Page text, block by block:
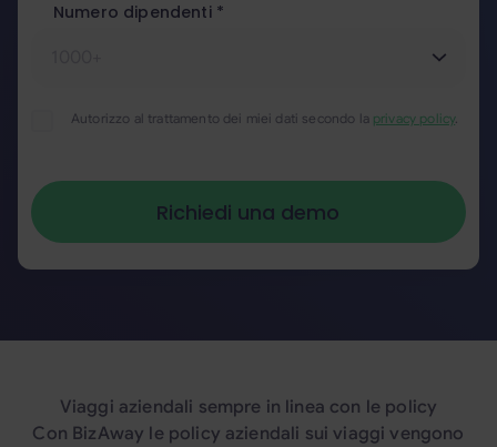
Numero dipendenti *
Autorizzo al trattamento dei miei dati secondo la privacy policy.
Viaggi aziendali sempre in linea con le policy
Con BizAway le policy aziendali sui viaggi vengono